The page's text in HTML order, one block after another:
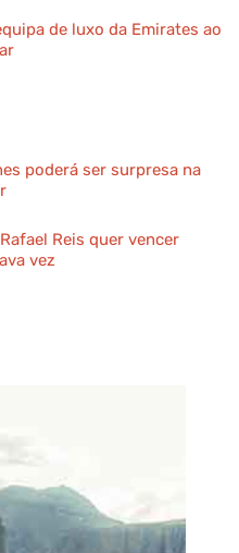
de luxo da Emirates ao
poderá ser surpresa na
Reis quer vencer
vez